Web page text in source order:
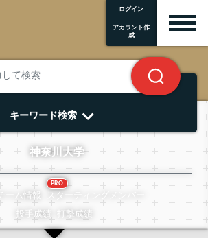
ログイン
アカウント作
成
キーワード検索
神奈川大学
チーム情報
PRO
スターティングメンバー
投手成績 打撃成績